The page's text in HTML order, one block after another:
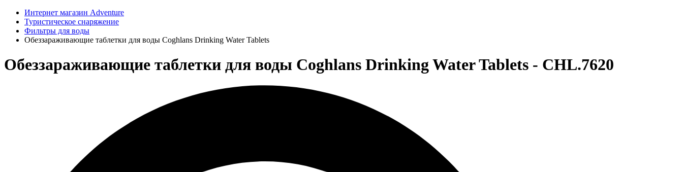
Интернет магазин Adventure
Туристическое снаряжение
Фильтры для воды
Обеззараживающие таблетки для воды Coghlans Drinking Water Tablets
Обеззараживающие таблетки для воды Coghlans Drinking Water Tablets - CHL.7620